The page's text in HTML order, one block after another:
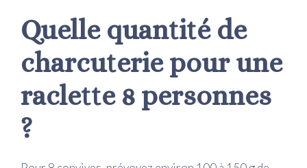
Quelle quantité de
charcuterie pour une
raclette 8 personnes
?